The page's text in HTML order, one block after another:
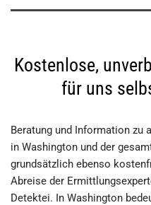
Kostenlose,
für uns
Beratung und Information zu
in Washington und der
grundsätzlich ebenso
Abreise der
Detektei. In Washington